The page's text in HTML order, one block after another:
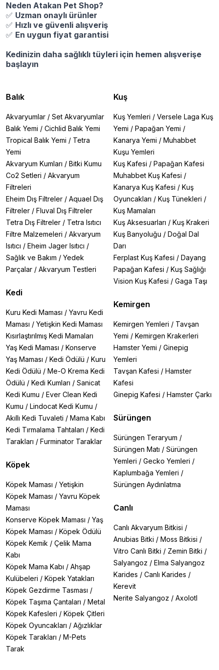
Neden Atakan Pet Shop?
✅ Uzman onaylı ürünler
✅ Hızlı ve güvenli alışveriş
✅ En uygun fiyat garantisi
Kedinizin daha sağlıklı tüyleri için hemen alışverişe
başlayın
Balık
Akvaryumlar / Set Akvaryumlar
Balık Yemi / Cichlid Balık Yemi
Tropical Balık Yemi / Tetra
Yemi
Akvaryum Kumları / Bitki Kumu
Co2 Setleri / Akvaryum
Filtreleri
Eheim Dış Filtreler / Aquael Dış
Filtreler / Fluval Dış Filtreler
Tetra Dış Filtreler / Tetra Isıtıcı
Filtre Malzemeleri / Akvaryum
Isıtıcı / Eheim Jager Isıtıcı /
Sağlık ve Bakım / Yedek
Parçalar / Akvaryum Testleri
Kedi
Kuru Kedi Maması / Yavru Kedi
Maması / Yetişkin Kedi Maması
Kısırlaştırılmış Kedi Mamaları
Yaş Kedi Maması / Konserve
Yaş Maması / Kedi Ödülü / Kuru
Kedi Ödülü / Me-O Krema Kedi
Ödülü / Kedi Kumları / Sanicat
Kedi Kumu / Ever Clean Kedi
Kumu / Lindocat Kedi Kumu /
Akıllı Kedi Tuvaleti / Mama Kabı
Kedi Tırmalama Tahtaları / Kedi
Tarakları / Furminator Taraklar
Köpek
Köpek Maması / Yetişkin
Köpek Maması / Yavru Köpek
Maması
Konserve Köpek Maması / Yaş
Köpek Maması / Köpek Ödülü
Köpek Kemik / Çelik Mama
Kabı
Köpek Mama Kabı / Ahşap
Kulübeleri / Köpek Yatakları
Köpek Gezdirme Tasması /
Köpek Taşıma Çantaları / Metal
Köpek Kafesleri / Köpek Çitleri
Köpek Oyuncakları / Ağızlıklar
Köpek Tarakları / M-Pets
Tarak
Kuş
Kuş Yemleri / Versele Laga Kuş
Yemi / Papağan Yemi /
Kanarya Yemi / Muhabbet
Kuşu Yemleri
Kuş Kafesi / Papağan Kafesi
Muhabbet Kuş Kafesi /
Kanarya Kuş Kafesi / Kuş
Oyuncakları / Kuş Tünekleri /
Kuş Mamaları
Kuş Aksesuarları / Kuş Krakeri
Kuş Banyoluğu / Doğal Dal
Darı
Ferplast Kuş Kafesi / Dayang
Papağan Kafesi / Kuş Sağlığı
Vision Kuş Kafesi / Gaga Taşı
Kemirgen
Kemirgen Yemleri / Tavşan
Yemi / Kemirgen Krakerleri
Hamster Yemi / Ginepig
Yemleri
Tavşan Kafesi / Hamster
Kafesi
Ginepig Kafesi / Hamster Çarkı
Sürüngen
Sürüngen Teraryum /
Sürüngen Matı / Sürüngen
Yemleri / Gecko Yemleri /
Kaplumbağa Yemleri /
Sürüngen Aydınlatma
Canlı
Canlı Akvaryum Bitkisi /
Anubias Bitki / Moss Bitkisi /
Vitro Canlı Bitki / Zemin Bitki /
Salyangoz / Elma Salyangoz
Karides / Canlı Karides /
Kerevit
Nerite Salyangoz / Axolotl